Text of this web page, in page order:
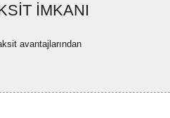
İMKANI
avantajlarından